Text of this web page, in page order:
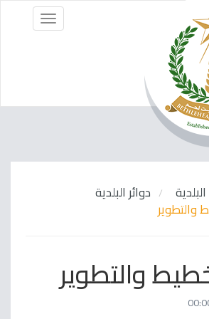
Menu
البلدية دوائر البلدية
والتطوير
والتطوير